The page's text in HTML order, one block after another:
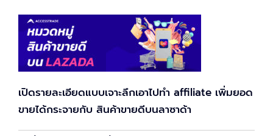
เปิดรายละเอียดแบบเจาะลึกเอาไปทำ affiliate เพิ่มยอด
ขายได้กระจายกับ สินค้าขายดีบนลาซาด้า